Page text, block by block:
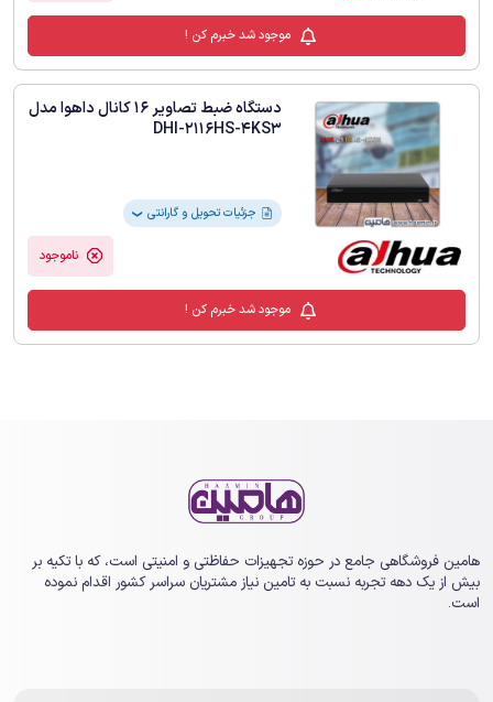
موجود شد خبرم کن !
دستگاه ضبط تصاویر 16 کانال داهوا مدل
DHI-2116HS-4KS3
جزئیات تحویل و گارانتی ❯
ناموجود
موجود شد خبرم کن !
هامین فروشگاهی جامع در حوزه تجهیزات حفاظتی و امنیتی است، که با تکیه بر
بیش از یک ‏دهه تجربه نسبت به تامین نیاز مشتریان سراسر کشور اقدام نموده
است.